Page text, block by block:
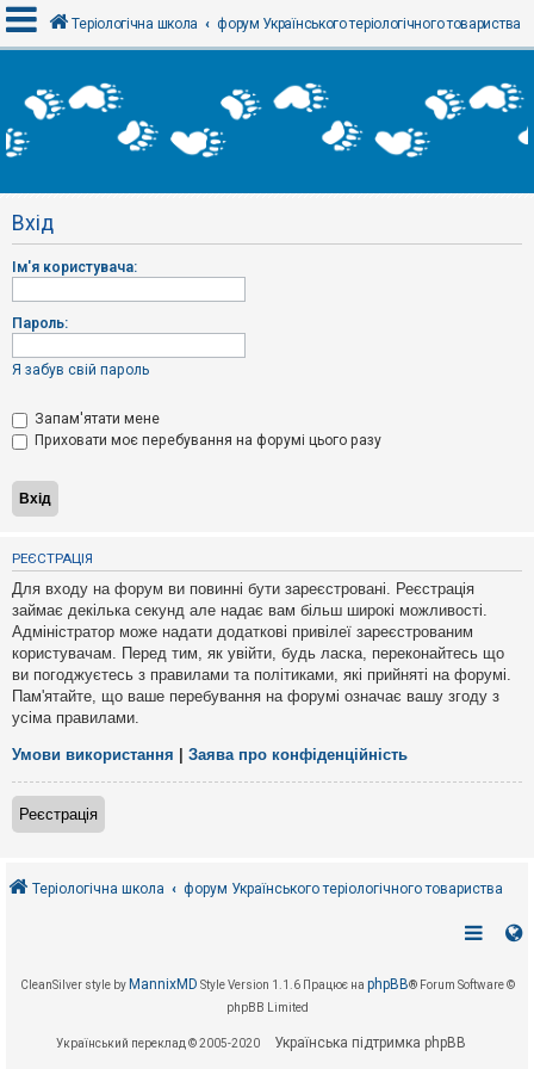
х
і
Р
є
т
р
а
і
Т
м
и
б
з
в
і
д
п
о
в
і
д
е
й
А
к
т
и
і
Теріологічна школа форум Українського теріологічного товариства
Вхід
Ім'я користувача:
Пароль:
Я забув свій пароль
Запам'ятати мене
Приховати моє перебування на форумі цього разу
РЕЄСТРАЦІЯ
Для входу на форум ви повинні бути зареєстровані. Реєстрація
займає декілька секунд але надає вам більш широкі можливості.
Адміністратор може надати додаткові привілеї зареєстрованим
користувачам. Перед тим, як увійти, будь ласка, переконайтесь що
ви погоджуєтесь з правилами та політиками, які прийняті на форумі.
Пам'ятайте, що ваше перебування на форумі означає вашу згоду з
усіма правилами.
Умови використання Заява про конфіденційність
Реєстрація
Теріологічна школа форум Українського теріологічного товариства
CleanSilver style by MannixMD Style Version 1.1.6 Працює на phpBB® Forum Software ©
phpBB Limited
Український переклад © 2005-2020 Українська підтримка phpBB